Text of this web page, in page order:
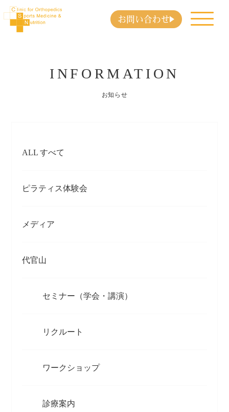
お問い合わせ
INFORMATION
お知らせ
ALL すべて
ピラティス体験会
メディア
代官山
セミナー（学会・講演）
リクルート
ワークショップ
診療案内